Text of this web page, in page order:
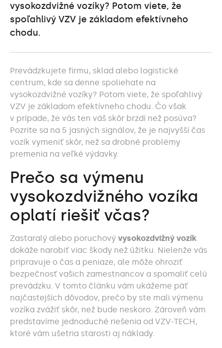
vysokozdvižné vozíky? Potom viete, že
spoľahlivý VZV je základom efektívneho
chodu.
Prevádzkujete firmu, sklad alebo logistické
centrum, kde sa denne spoliehate na
vysokozdvižné vozíky? Potom viete, že spoľahlivý
VZV je základom efektívneho chodu. Čo však
v prípade, že vás ten váš skôr brzdí než posúva?
Pozrite sa na 5 jasných signálov, že je najvyšší čas
vozík vymeniť skôr, než sa drobné problémy
premenia na veľké výdavky.
Prečo sa výmenu
vysokozdvižného vozíka
oplatí riešiť včas?
Zastaralý alebo poruchový vysokozdvižný vozík
dokáže narobiť viac škody než úžitku. Nielenže vás
pripravuje o čas a peniaze, ale môže ohroziť
bezpečnosť vašich zamestnancov a spomaliť celú
prevádzku. V tomto článku vám ukážeme päť
najčastejších dôvodov, prečo by ste mali výmenu
vozíka zvážiť skôr, než bude neskoro. Zároveň vám
predstavíme jednoduché riešenia od VZV-TECH,
ktoré vám ušetria starosti aj náklady.